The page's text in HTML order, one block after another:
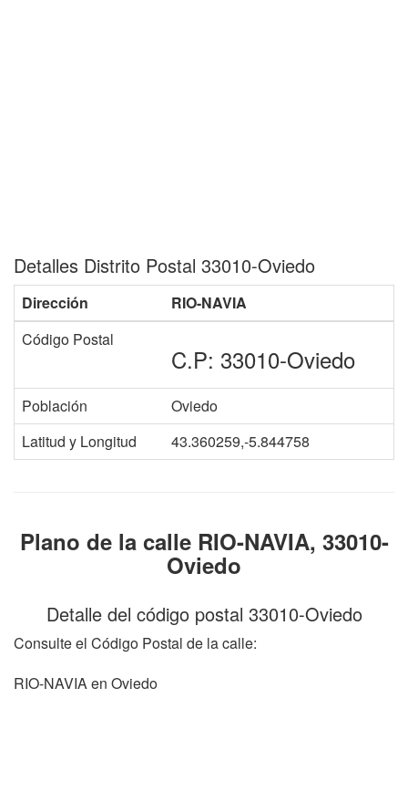
Detalles Distrito Postal 33010-Oviedo
Dirección
RIO-NAVIA
Código Postal
C.P: 33010-Oviedo
Población
Oviedo
Latitud y Longitud
43.360259,-5.844758
Plano de la calle RIO-NAVIA, 33010-
Oviedo
Detalle del código postal 33010-Oviedo
Consulte el Código Postal de la calle:
RIO-NAVIA en Oviedo